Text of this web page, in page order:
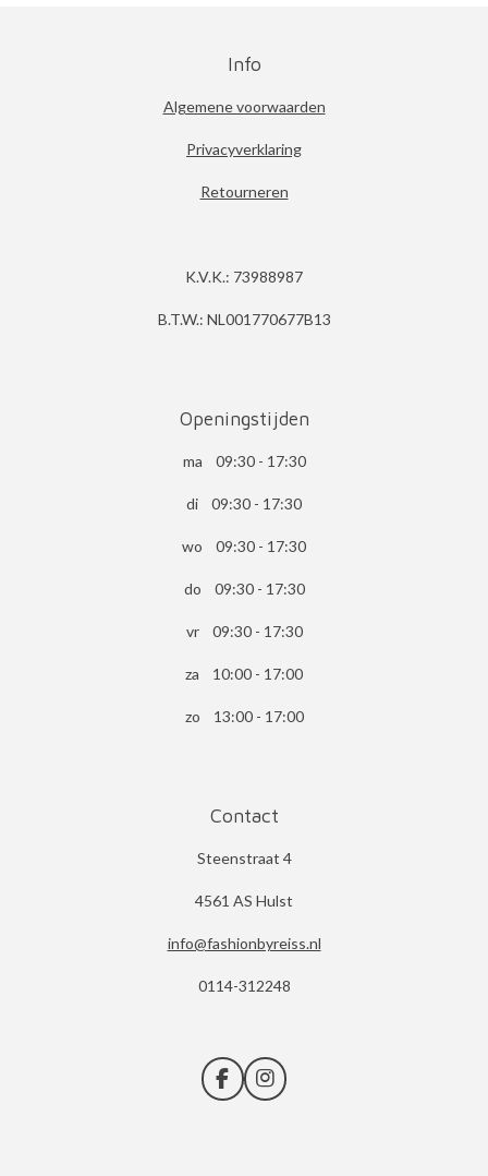
Info
Algemene voorwaarden
Privacyverklaring
Retourneren
K.V.K.: 73988987
B.T.W.: NL001770677B13
Openingstijden
ma 09:30 - 17:30
di 09:30 - 17:30
wo 09:30 - 17:30
do 09:30 - 17:30
vr 09:30 - 17:30
za 10:00 - 17:00
zo 13:00 - 17:00
Contact
Steenstraat 4
4561 AS Hulst
info@fashionbyreiss.nl
0114-312248
F
a
I
n